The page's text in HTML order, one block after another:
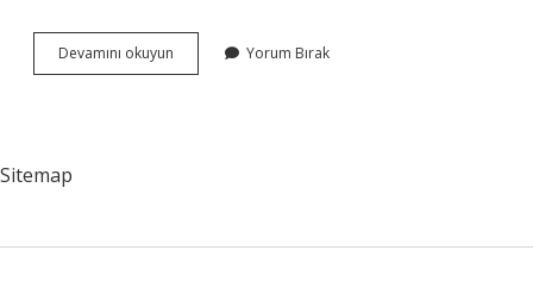
Devamını okuyun Mahmut
Tuncer
Yorum Bırak
Sitemap